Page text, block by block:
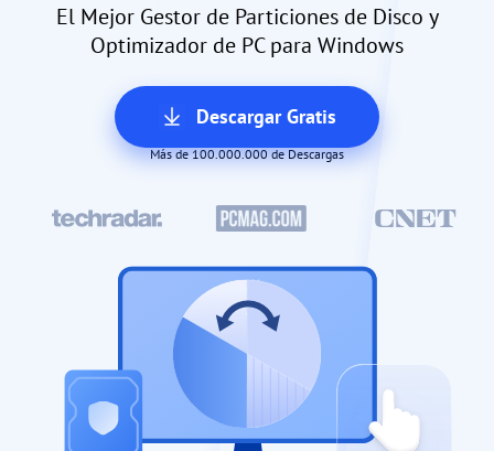
El Mejor Gestor de Particiones de Disco y
Optimizador de PC para Windows
Descargar Gratis
Más de 100.000.000 de Descargas